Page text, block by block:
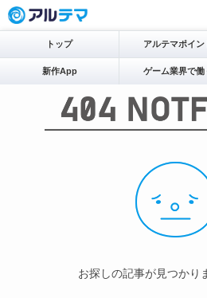
トップ アルテマポイン
新作App ゲーム業界で働
お探しの記事が見つかり